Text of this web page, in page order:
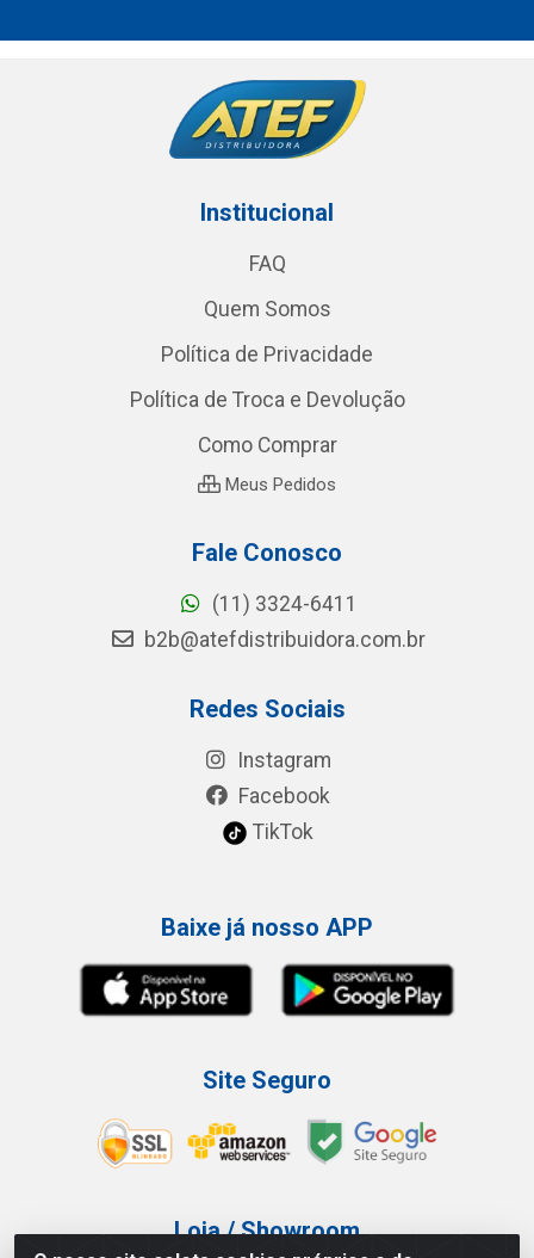
Institucional
FAQ
Quem Somos
Política de Privacidade
Política de Troca e Devolução
Como Comprar
Meus Pedidos
Fale Conosco
(11) 3324-6411
b2b@atefdistribuidora.com.br
Redes Sociais
Instagram
Facebook
TikTok
Baixe já nosso APP
Site Seguro
Loja / Showroom